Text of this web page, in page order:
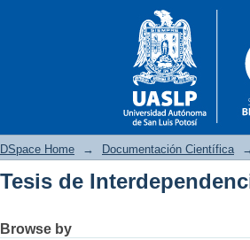
DSpace Home → Documentación Científica
Tesis de
Browse by